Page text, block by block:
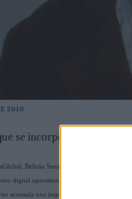
‘ALEXIA PUTELLAS X GALAXY Z FOLD8 – SIN
2010
se incorpora a la
Beltrán Seoane, ha anunciado el
digital operations director. Según
acumula una importante experiencia